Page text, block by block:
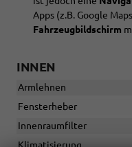
Apps (z.B. Google
Fahrzeugbildschirm
INNEN
Armlehnen
Fensterheber
Innenraumfilter